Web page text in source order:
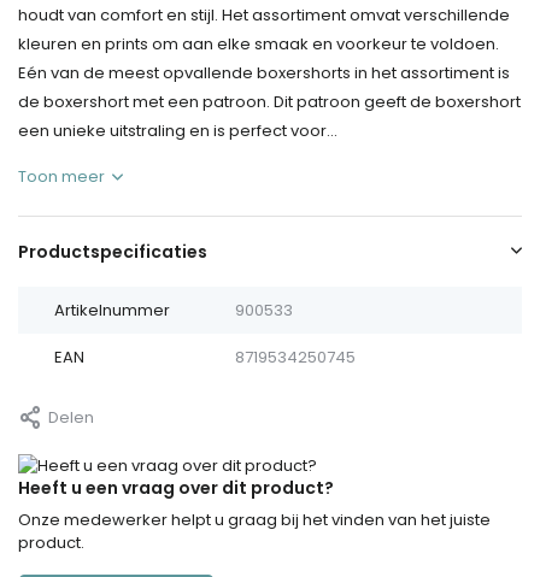
houdt van comfort en stijl. Het assortiment omvat verschillende
kleuren en prints om aan elke smaak en voorkeur te voldoen.
Eén van de meest opvallende boxershorts in het assortiment is
de boxershort met een patroon. Dit patroon geeft de boxershort
een unieke uitstraling en is perfect voor...
Toon meer
Productspecificaties
Artikelnummer 900533
EAN 8719534250745
Delen
Heeft u een vraag over dit product?
Onze medewerker helpt u graag bij het vinden van het juiste
product.